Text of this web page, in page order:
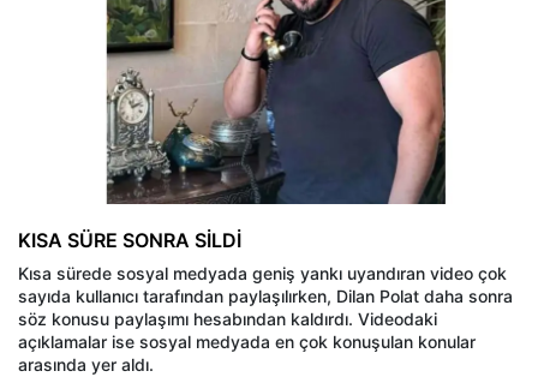
KISA SÜRE SONRA SİLDİ
Kısa sürede sosyal medyada geniş yankı uyandıran video çok
sayıda kullanıcı tarafından paylaşılırken, Dilan Polat daha sonra
söz konusu paylaşımı hesabından kaldırdı. Videodaki
açıklamalar ise sosyal medyada en çok konuşulan konular
arasında yer aldı.